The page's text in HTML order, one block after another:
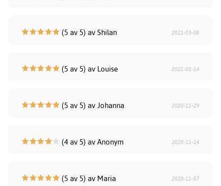
(5 av 5) av Shilan 2021-03-08
(5 av 5) av Louise 2021-02-14
(5 av 5) av Johanna 2020-11-29
(4 av 5) av Anonym 2020-11-24
(5 av 5) av Maria 2020-11-07